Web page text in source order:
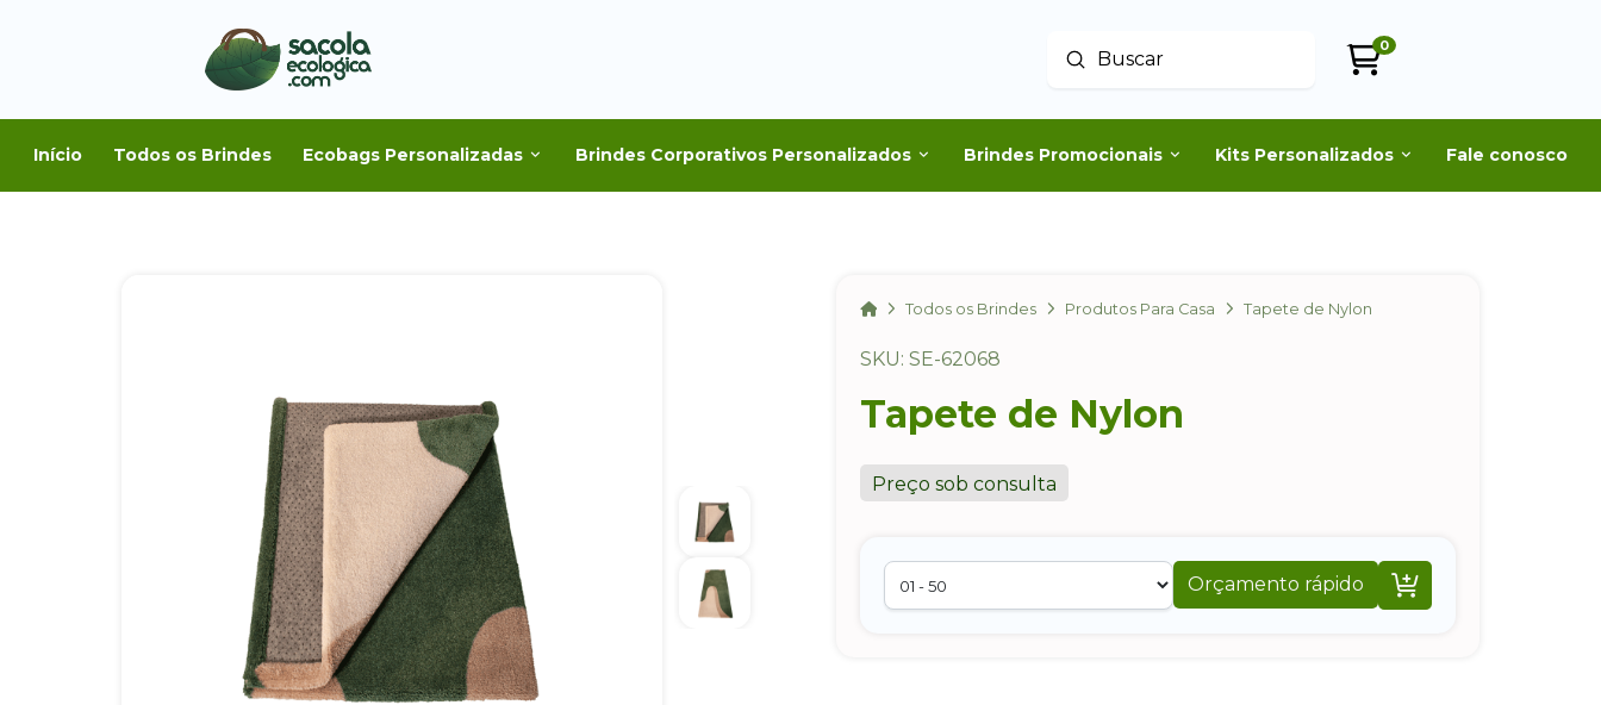
Buscar
Enviar
0
Início Todos os Brindes Ecobags Personalizadas Brindes Corporativos Personalizados Brindes Promocionais Kits Personalizados Fale conosco
HomeTodos os Brindes Produtos Para Casa Tapete de Nylon
SKU: SE-62068
Tapete de Nylon
Preço sob consulta
Orçamento rápido 